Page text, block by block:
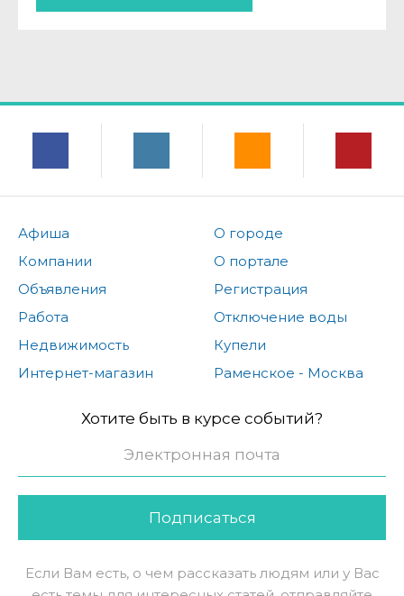
Афиша
Компании
Объявления
Работа
Недвижимость
Интернет-магазин
О городе
О портале
Регистрация
Отключение воды
Купели
Раменское - Москва
Хотите быть в курсе событий?
Подписаться
Если Вам есть, о чем рассказать людям или у Вас